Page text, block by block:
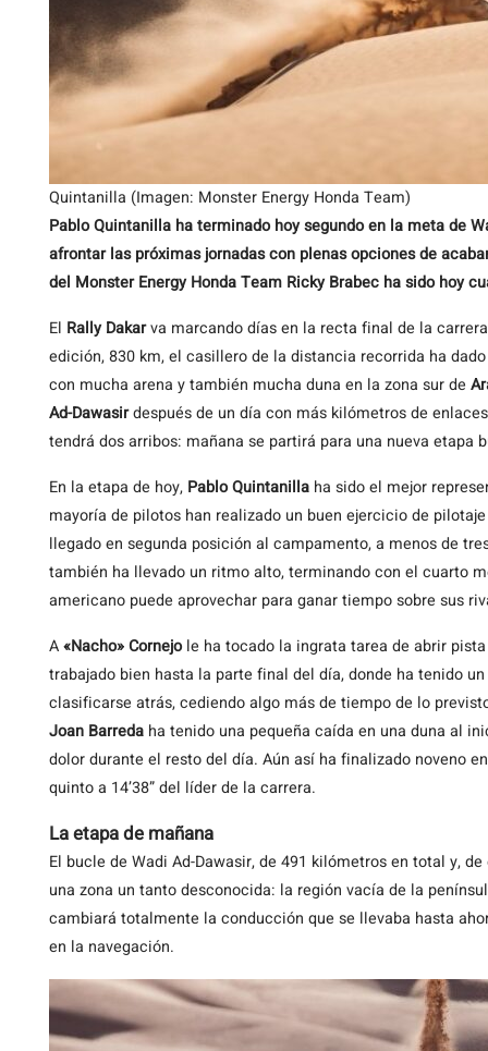
Quintanilla (Imagen: Monster Energy Honda Team)
Pablo Quintanilla ha terminado hoy segundo en la meta de
afrontar las próximas jornadas con plenas opciones de
del Monster Energy Honda Team Ricky Brabec ha sido hoy
El Rally Dakarva marcando días en la recta final de la
edición, 830 km, el casillero de la distancia recorrida ha
con mucha arena y también mucha duna en la zona sur de
Ad-Dawasirdespués de un día con más kilómetros de
tendrá dos arribos: mañana se partirá para una nueva etapa
En la etapa de hoy, Pablo Quintanilla ha sido el mejor
mayoría de pilotos han realizado un buen ejercicio de
llegado en segunda posición al campamento, a menos de
también ha llevado un ritmo alto, terminando con el cuarto
americano puede aprovechar para ganar tiempo sobre sus
A«Nacho» Cornejole ha tocado la ingrata tarea de abrir
trabajado bien hasta la parte final del día, donde ha tenido
clasificarse atrás, cediendo algo más de tiempo de lo
Joan Barreda ha tenido una pequeña caída en una duna al
dolor durante el resto del día. Aún así ha finalizado noveno
quinto a 14’38” del líder de la carrera.
La etapa de mañana
El bucle de Wadi Ad-Dawasir, de 491 kilómetros en total y,
una zona un tanto desconocida: la región vacía de la
cambiará totalmente la conducción que se llevaba hasta
en la navegación.